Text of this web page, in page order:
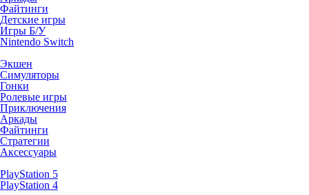
Файтинги
Детские игры
Игры Б/У
Nintendo Switch
Экшен
Симуляторы
Гонки
Ролевые игры
Приключения
Аркады
Файтинги
Стратегии
Аксессуары
PlayStation 5
PlayStation 4